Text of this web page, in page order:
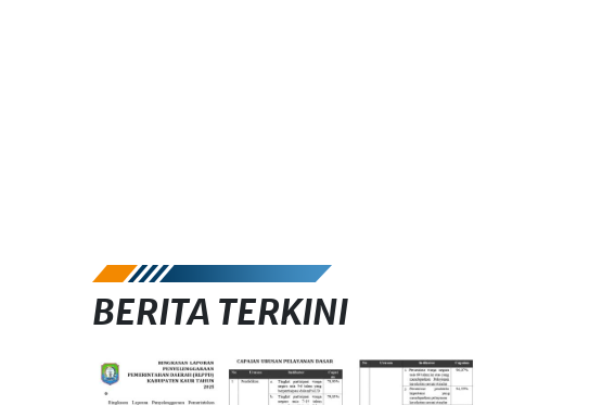
BERITA TERKINI